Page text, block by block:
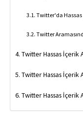
Twitter'da Hassas
Twitter
Twitter Hassas İçerik
Twitter Hassas İçerik
Twitter Hassas İçerik